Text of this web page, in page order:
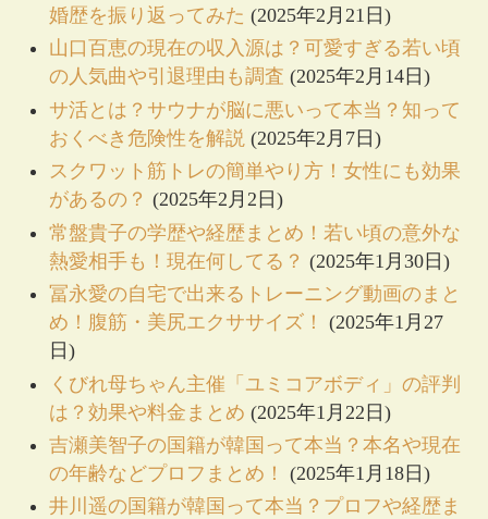
婚歴を振り返ってみた (2025年2月21日)
山口百恵の現在の収入源は？可愛すぎる若い頃
の人気曲や引退理由も調査 (2025年2月14日)
サ活とは？サウナが脳に悪いって本当？知って
おくべき危険性を解説 (2025年2月7日)
スクワット筋トレの簡単やり方！女性にも効果
があるの？ (2025年2月2日)
常盤貴子の学歴や経歴まとめ！若い頃の意外な
熱愛相手も！現在何してる？ (2025年1月30日)
冨永愛の自宅で出来るトレーニング動画のまと
め！腹筋・美尻エクササイズ！
(2025年1月27
日)
くびれ母ちゃん主催「ユミコアボディ」の評判
は？効果や料金まとめ (2025年1月22日)
吉瀬美智子の国籍が韓国って本当？本名や現在
の年齢などプロフまとめ！
(2025年1月18日)
井川遥の国籍が韓国って本当？プロフや経歴ま